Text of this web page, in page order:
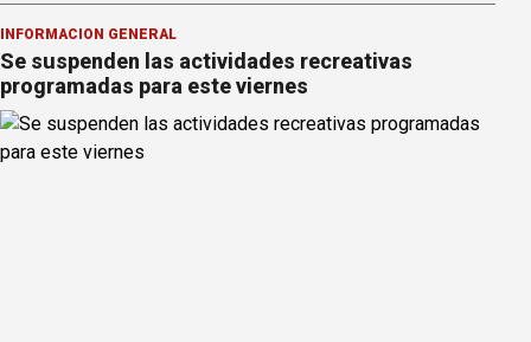
INFORMACION GENERAL
Se suspenden las actividades recreativas
programadas para este viernes